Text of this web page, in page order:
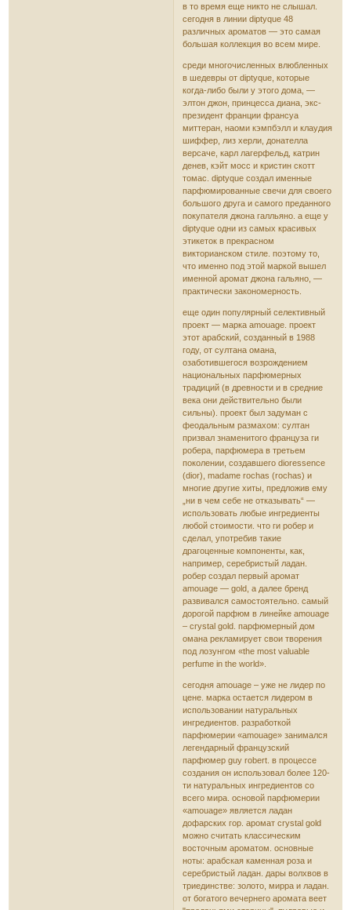
в то время еще никто не слышал.
сегодня в линии diptyque 48
различных ароматов — это самая
большая коллекция во всем мире.
среди многочисленных влюбленных
в шедевры от diptyque, которые
когда-либо были у этого дома, —
элтон джон, принцесса диана, экс-
президент франции франсуа
миттеран, наоми кэмпбэлл и клаудия
шиффер, лиз херли, донателла
версаче, карл лагерфельд, катрин
денев, кэйт мосс и кристин скотт
томас. diptyque создал именные
парфюмированные свечи для своего
большого друга и самого преданного
покупателя джона галльяно. а еще у
diptyque одни из самых красивых
этикеток в прекрасном
викторианском стиле. поэтому то,
что именно под этой маркой вышел
именной аромат джона гальяно, —
практически закономерность.
еще один популярный селективный
проект — марка amouage. проект
этот арабский, созданный в 1988
году, от султана омана,
озаботившегося возрождением
национальных парфюмерных
традиций (в древности и в средние
века они действительно были
сильны). проект был задуман с
феодальным размахом: султан
призвал знаменитого француза ги
робера, парфюмера в третьем
поколении, создавшего dioressence
(dior), madame rochas (rochas) и
многие другие хиты, предложив ему
„ни в чем себе не отказывать“ —
использовать любые ингредиенты
любой стоимости. что ги робер и
сделал, употребив такие
драгоценные компоненты, как,
например, серебристый ладан.
робер создал первый аромат
amouage — gold, а далее бренд
развивался самостоятельно. самый
дорогой парфюм в линейке amouage
– crystal gold. парфюмерный дом
омана рекламирует свои творения
под лозунгом «the most valuable
perfume in the world».
сегодня amouage – уже не лидер по
цене. марка остается лидером в
использовании натуральных
ингредиентов. разработкой
парфюмерии «amouage» занимался
легендарный французский
парфюмер guy robert. в процессе
создания он использовал более 120-
ти натуральных ингредиентов со
всего мира. основой парфюмерии
«amouage» является ладан
дофарских гор. аромат crystal gold
можно считать классическим
восточным ароматом. основные
ноты: арабская каменная роза и
серебристый ладан. дары волхвов в
триединстве: золото, мирра и ладан.
от богатого вечернего аромата веет